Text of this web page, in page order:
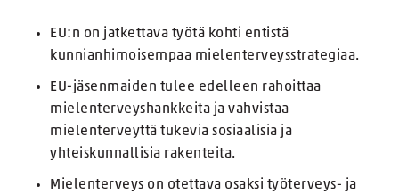
EU:n on jatkettava työtä kohti entistä
kunnianhimoisempaa mielenterveysstrategiaa.
EU-jäsenmaiden tulee edelleen rahoittaa
mielenterveyshankkeita ja vahvistaa
mielenterveyttä tukevia sosiaalisia ja
yhteiskunnallisia rakenteita.
Mielenterveys on otettava osaksi työterveys- ja